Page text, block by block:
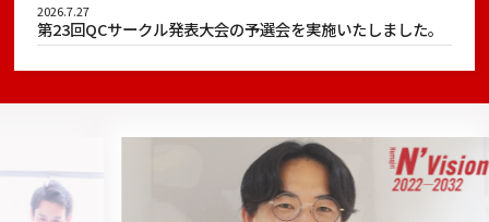
2026.7.27
第23回QCサークル発表大会の予選会を実施いたしました。